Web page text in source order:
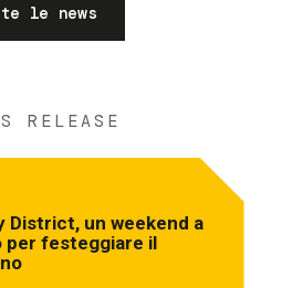
le news
RELEASE
District, un weekend a
per festeggiare il